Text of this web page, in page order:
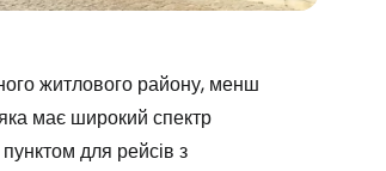
житлового району, менш
має широкий спектр
для рейсів з